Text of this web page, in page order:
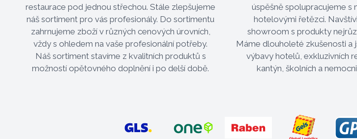
restaurace pod jednou střechou. Stále zlepšujeme
náš sortiment pro vás profesionály. Do sortimentu
zahrnujeme zboží v různých cenových úrovních,
vždy s ohledem na vaše profesionální potřeby.
Náš sortiment stavíme z kvalitních produktů s
možností opětovného doplnění i po delší době.
úspěšně spolupracujeme s
hotelovými řetězci.
showroom s produkty
Máme dlouholeté zkušenosti a
výbavy hotelů, exkluzivních
kantýn, školních a